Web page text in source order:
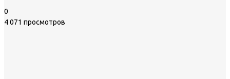
0
4 071 просмотров